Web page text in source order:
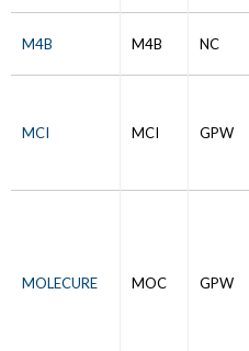
M4B M4B NC
MCI MCI GPW
MOLECURE MOC GPW